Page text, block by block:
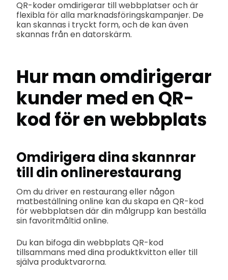
QR-koder omdirigerar till webbplatser och är
flexibla för alla marknadsföringskampanjer. De
kan skannas i tryckt form, och de kan även
skannas från en datorskärm.
Hur man omdirigerar
kunder med en QR-
kod för en webbplats
Omdirigera dina skannrar
till din onlinerestaurang
Om du driver en restaurang eller någon
matbeställning online kan du skapa en QR-kod
för webbplatsen där din målgrupp kan beställa
sin favoritmåltid online.
Du kan bifoga din webbplats QR-kod
tillsammans med dina produktkvitton eller till
själva produktvarorna.